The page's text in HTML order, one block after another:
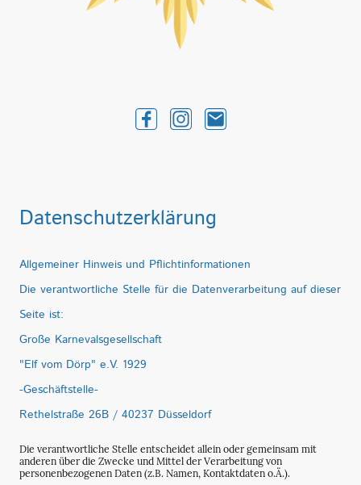
Datenschutzerklärung
Allgemeiner Hinweis und Pflichtinformationen
Die verantwortliche Stelle für die Datenverarbeitung auf dieser
Seite ist:
Große Karnevalsgesellschaft
"Elf vom Dörp" e.V. 1929
-Geschäftstelle-
Rethelstraße 26B / 40237 Düsseldorf
Die verantwortliche Stelle entscheidet allein oder gemeinsam mit
anderen über die Zwecke und Mittel der Verarbeitung von
personenbezogenen Daten (z.B. Namen, Kontaktdaten o.Ä.).